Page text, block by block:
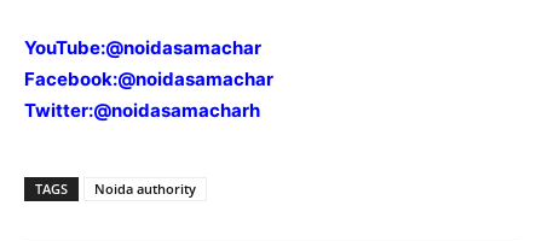
YouTube:@noidasamachar
Facebook:@noidasamachar
Twitter:@noidasamacharh
TAGS Noida authority